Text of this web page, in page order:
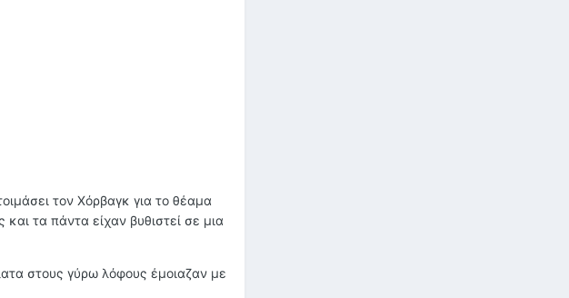
τον Χόρβαγκ για το θέαμα
τα πάντα είχαν βυθιστεί σε μια
στους γύρω λόφους έμοιαζαν με